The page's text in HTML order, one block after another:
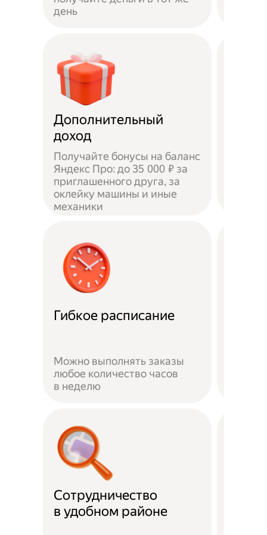
день
Дополнительный
доход
Получайте бонусы на баланс
Яндекс Про: до 35 000 ₽ за
приглашенного друга, за
оклейку машины и иные
механики
Гибкое расписание
Можно выполнять заказы
любое количество часов
в неделю
Сотрудничество
в удобном районе